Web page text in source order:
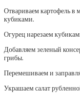
Отвариваем картофель в
кубиками.
Огурец нарезаем
Добавляем зеленый
грибы.
Перемешиваем и
Украшаем салат